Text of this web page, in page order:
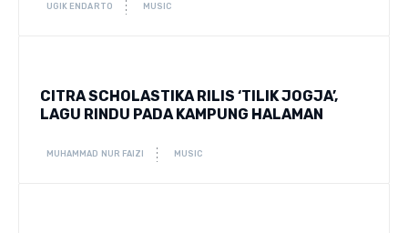
UGIK ENDARTO MUSIC
CITRA SCHOLASTIKA RILIS ‘TILIK JOGJA’,
LAGU RINDU PADA KAMPUNG HALAMAN
MUHAMMAD NUR FAIZI MUSIC